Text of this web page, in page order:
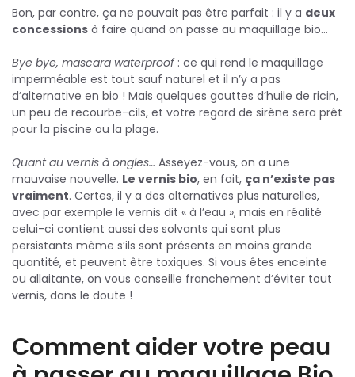
Bon, par contre, ça ne pouvait pas être parfait : il y a deux
concessions à faire quand on passe au maquillage bio…
Bye bye, mascara waterproof: ce qui rend le maquillage
imperméable est tout sauf naturel et il n’y a pas
d’alternative en bio ! Mais quelques gouttes d’huile de ricin,
un peu de recourbe-cils, et votre regard de sirène sera prêt
pour la piscine ou la plage.
Quant au vernis à ongles… Asseyez-vous, on a une
mauvaise nouvelle. Le vernis bio, en fait, ça n’existe pas
vraiment. Certes, il y a des alternatives plus naturelles,
avec par exemple le vernis dit « à l’eau », mais en réalité
celui-ci contient aussi des solvants qui sont plus
persistants même s’ils sont présents en moins grande
quantité, et peuvent être toxiques. Si vous êtes enceinte
ou allaitante, on vous conseille franchement d’éviter tout
vernis, dans le doute !
Comment aider votre peau